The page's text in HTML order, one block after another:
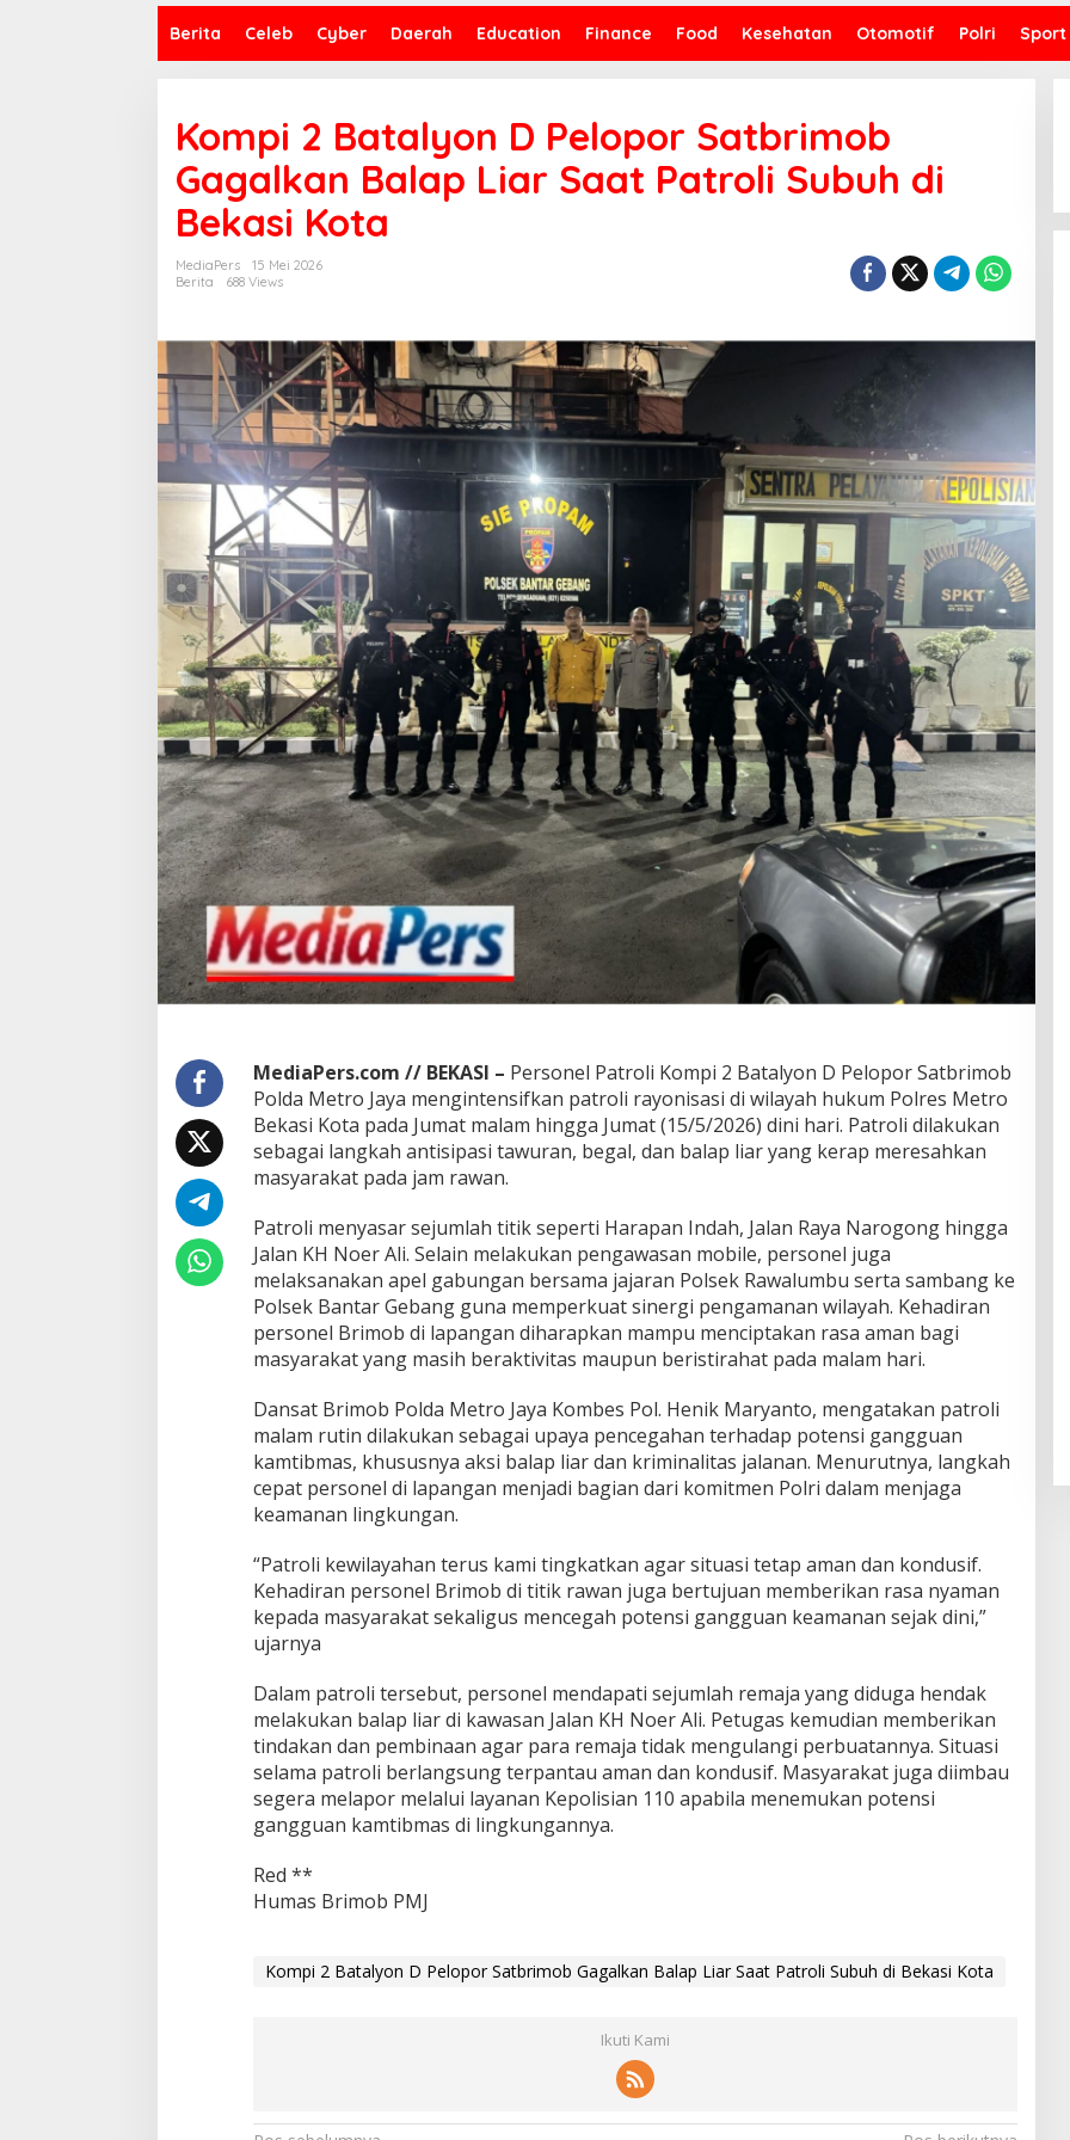
Berita Celeb Cyber Daerah Education Finance Food Kesehatan Otomotif Polri Sport
Kompi 2 Batalyon D Pelopor Satbrimob
Gagalkan Balap Liar Saat Patroli Subuh di
Bekasi Kota
MediaPers
15 Mei 2026
Berita
688 Views
MediaPers.com // BEKASI – Personel Patroli Kompi 2 Batalyon D Pelopor Satbrimob
Polda Metro Jaya mengintensifkan patroli rayonisasi di wilayah hukum Polres Metro
Bekasi Kota pada Jumat malam hingga Jumat (15/5/2026) dini hari. Patroli dilakukan
sebagai langkah antisipasi tawuran, begal, dan balap liar yang kerap meresahkan
masyarakat pada jam rawan.
Patroli menyasar sejumlah titik seperti Harapan Indah, Jalan Raya Narogong hingga
Jalan KH Noer Ali. Selain melakukan pengawasan mobile, personel juga
melaksanakan apel gabungan bersama jajaran Polsek Rawalumbu serta sambang ke
Polsek Bantar Gebang guna memperkuat sinergi pengamanan wilayah. Kehadiran
personel Brimob di lapangan diharapkan mampu menciptakan rasa aman bagi
masyarakat yang masih beraktivitas maupun beristirahat pada malam hari.
Dansat Brimob Polda Metro Jaya Kombes Pol. Henik Maryanto, mengatakan patroli
malam rutin dilakukan sebagai upaya pencegahan terhadap potensi gangguan
kamtibmas, khususnya aksi balap liar dan kriminalitas jalanan. Menurutnya, langkah
cepat personel di lapangan menjadi bagian dari komitmen Polri dalam menjaga
keamanan lingkungan.
“Patroli kewilayahan terus kami tingkatkan agar situasi tetap aman dan kondusif.
Kehadiran personel Brimob di titik rawan juga bertujuan memberikan rasa nyaman
kepada masyarakat sekaligus mencegah potensi gangguan keamanan sejak dini,”
ujarnya
Dalam patroli tersebut, personel mendapati sejumlah remaja yang diduga hendak
melakukan balap liar di kawasan Jalan KH Noer Ali. Petugas kemudian memberikan
tindakan dan pembinaan agar para remaja tidak mengulangi perbuatannya. Situasi
selama patroli berlangsung terpantau aman dan kondusif. Masyarakat juga diimbau
segera melapor melalui layanan Kepolisian 110 apabila menemukan potensi
gangguan kamtibmas di lingkungannya.
Red **
Humas Brimob PMJ
Kompi 2 Batalyon D Pelopor Satbrimob Gagalkan Balap Liar Saat Patroli Subuh di Bekasi Kota
Ikuti Kami